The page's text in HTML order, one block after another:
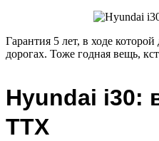
Гарантия 5 лет, в ходе
дорогах. Тоже годная вещь,
Hyundai i30:
ТТХ